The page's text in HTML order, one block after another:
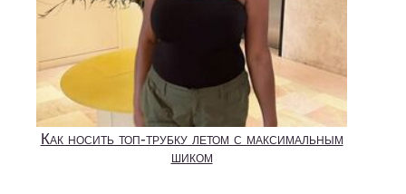
Как носить топ-трубку летом с максимальным
шиком